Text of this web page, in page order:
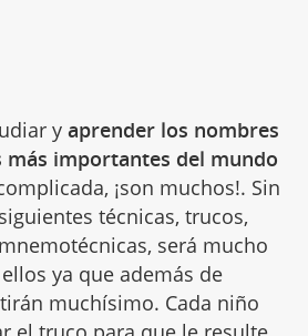
y aprender los nombres
más importantes del mundo
¡son muchos!. Sin
técnicas, trucos,
será mucho
ya que además de
muchísimo. Cada niño